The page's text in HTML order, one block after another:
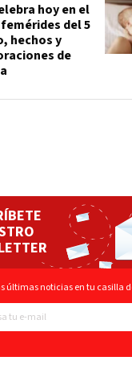
hoy en el
del 5
hechos y
de
últimas noticias en tu casilla